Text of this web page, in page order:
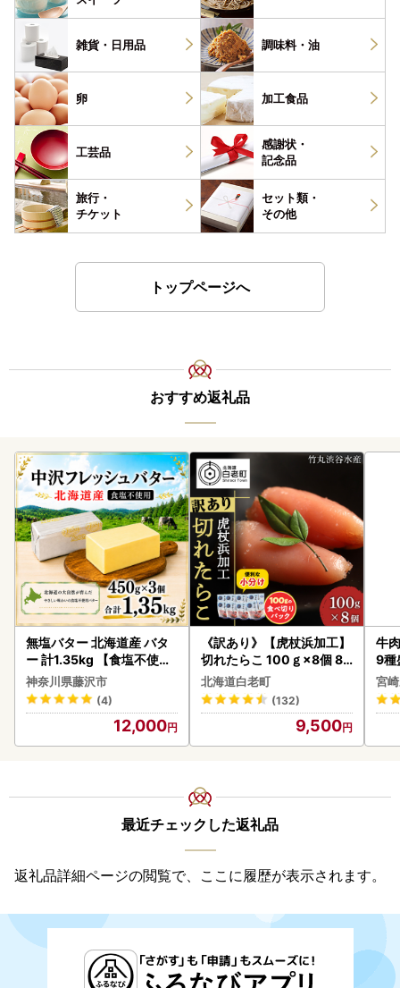
雑貨・ 日用品 調味料・ 油
卵 加工食品
工芸品
感謝状・
記念品
旅行・
チケット
セット類・
その他
トップページへ
おすすめ返礼品
無塩バター 北海道産 バタ
ー 計1.35kg 【食塩不使用
】
神奈川県藤沢市
(4)
12,000
《訳あり》【虎杖浜加工】
切れたらこ 100ｇ×8個 80
0g AK081
北海道白老町
(132)
9,500
牛
9種
-
シ!!
宮
最近チェックした返礼品
返礼品詳細ページの閲覧で、ここに履歴が表示されます。